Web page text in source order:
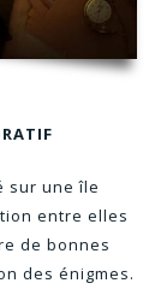
sur une île
entre elles
de bonnes
des énigmes.